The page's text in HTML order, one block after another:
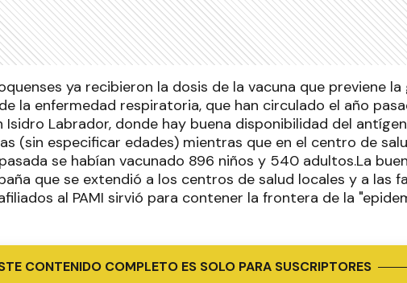
ya recibieron la dosis de la vacuna que previene la
la enfermedad respiratoria, que han circulado el año
Isidro Labrador, donde hay buena disponibilidad del
(sin especificar edades) mientras que en el centro de
se habían vacunado 896 niños y 540 adultos.La
que se extendió a los centros de salud locales y a las
al PAMI sirvió para contener la frontera de la
CONTENIDO COMPLETO ES SOLO PARA SUSCRIPTORES